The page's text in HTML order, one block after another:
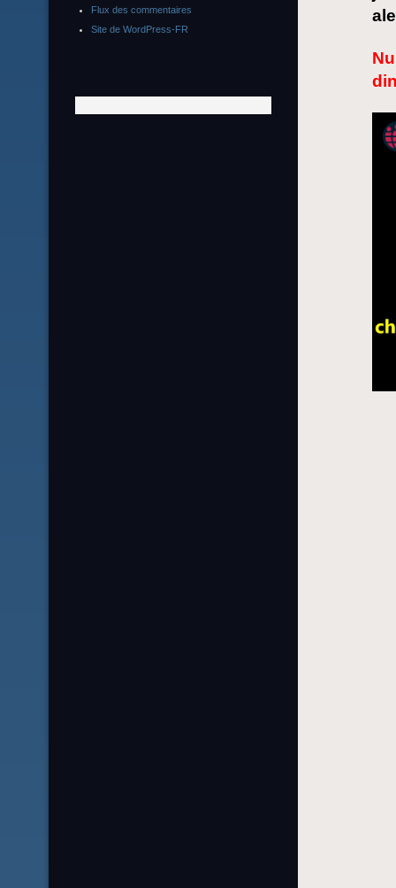
Flux des commentaires
Site de WordPress-FR